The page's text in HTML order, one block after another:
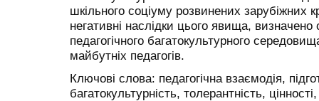
шкільного соціуму розвинених зарубіжних
негативні наслідки цього явища,
педагогічного багатокультурного
майбутніх педагогів.
Ключові слова: педагогічна взаємодія,
багатокультурність, толерантність,